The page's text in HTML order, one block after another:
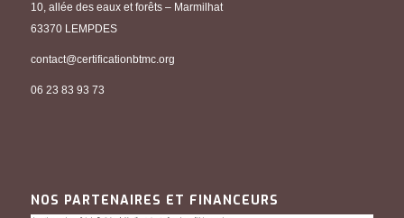
10, allée des eaux et forêts – Marmilhat
63370 LEMPDES
contact@certificationbtmc.org
06 23 83 93 73
NOS PARTENAIRES ET FINANCEURS